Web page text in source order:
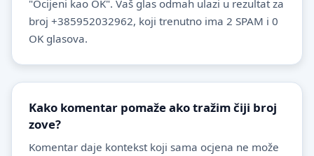
"Ocijeni kao OK". Vaš glas odmah ulazi u rezultat za
broj +385952032962, koji trenutno ima 2 SPAM i 0
OK glasova.
Kako komentar pomaže ako tražim čiji broj
zove?
Komentar daje kontekst koji sama ocjena ne može